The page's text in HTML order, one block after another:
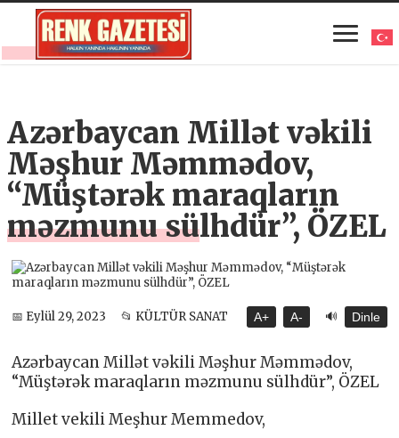
Azərbaycan Millət vəkili
Məşhur Məmmədov,
“Müştərək maraqların
məzmunu sülhdür”, ÖZEL
📅 Eylül 29, 2023 📂 KÜLTÜR SANAT A+ A- 🔊 Dinle
Azərbaycan Millət vəkili Məşhur Məmmədov,
“Müştərək maraqların məzmunu sülhdür”, ÖZEL
Millet vekili Meşhur Memmedov,